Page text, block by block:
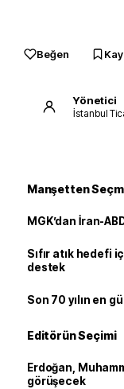
Beğen
Yönetici
İstanbul
Manşetten
MGK’dan İran-
Sıfır atık hedefi
destek
Son 70 yılın en
Editörün Seçimi
Erdoğan,
görüşecek